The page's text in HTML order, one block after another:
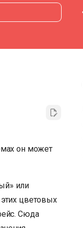
он может
или
цветовых
Сюда